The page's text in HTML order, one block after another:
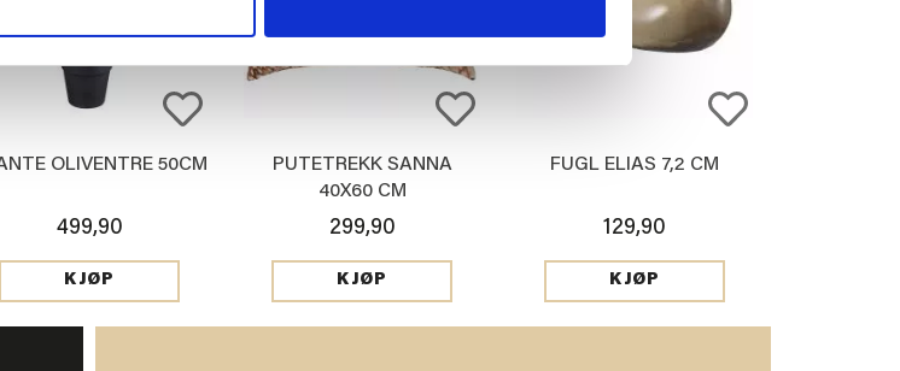
OLIVENTRE 50CM
499,90
KJØP
PUTETREKK SANNA
40X60 CM
299,90
KJØP
FUGL ELIAS 7,2 CM
129,90
KJØP